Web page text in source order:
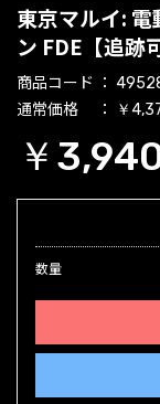
東京マルイ:
ン FDE【追跡
商品コード
通常価格 ￥
￥
数量